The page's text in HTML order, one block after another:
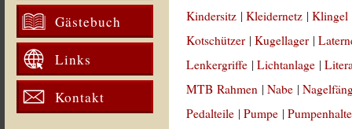
Gästebuch
Links
Kontakt
Kindersitz |Kleidernetz |Klingel
Kotschützer |Kugellager |
Lenkergriffe |Lichtanlage |
MTB Rahmen |Nabe |
Pedalteile |Pumpe |